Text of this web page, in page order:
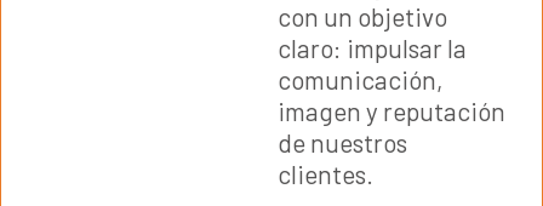
con un objetivo
claro: impulsar la
comunicación,
imagen y reputación
de nuestros
clientes.